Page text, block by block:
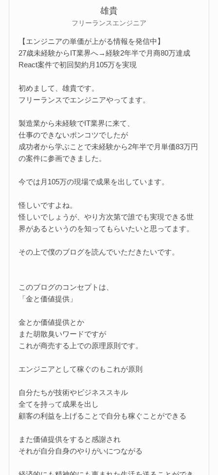
雄貴
フリーランスエンジニア
【エンジニアの単価が上がる情報を発信中】
27歳未経験からIT業界へ→経験2年半で月商80万達成
React案件で初回契約月105万を実現
初めまして、雄貴です。
フリーランスでエンジニアやってます。
製造業から未経験でIT業界に来て、
仕事のできないポンコツでしたが
成功者から学ぶことで未経験から2年半で月単価83万円
の案件に参画できました。
今では月105万の現場で成果を出しています。
怪しいですよね。
怪しいでしょうが、やり方次第で誰でも実現できる世
界があるというのを知ってもらいたいと思ってます。
その上で僕のブログを読んでいただきたいです。
このブログのコンセプトは、
「金と価値提供」
金とか価値提供とか
また胡散臭いワードですが
これが商売する上での原理原則です。
エンジニアとして稼ぐのもこれが原則
自分たちが技術やビジネススキル
全てを持って成果を出し
顧客の利益を上げることで自分も稼ぐことができる
また価値提供をすると感謝され
それが自分自身のやりがいにつながる